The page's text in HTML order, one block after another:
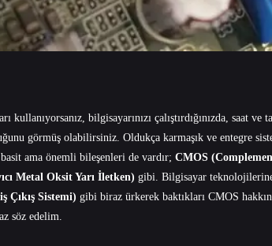
kullanıyorsanız, bilgisayarınızı çalıştırdığınızda, saat
görmüş olabilirsiniz. Oldukça karmaşık ve entegre
ama önemli bileşenleri de vardır; CMOS
Metal Oksit Yarı İletken) gibi. Bilgisayar teknolojilerine
Çıkış Sistemi) gibi biraz ürkerek baktıkları CMOS
söz edelim.